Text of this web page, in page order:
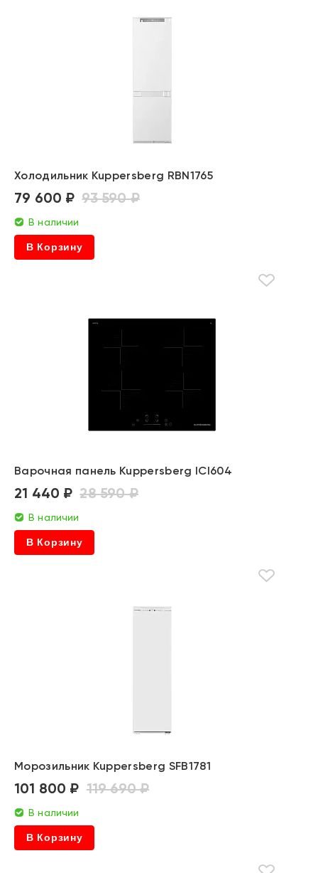
Холодильник Kuppersberg RBN1765
79 600 ₽ 93 590 ₽
В наличии
В Корзину
Варочная панель Kuppersberg ICI604
21 440 ₽ 28 590 ₽
В наличии
В Корзину
Морозильник Kuppersberg SFB1781
101 800 ₽ 119 690 ₽
В наличии
В Корзину